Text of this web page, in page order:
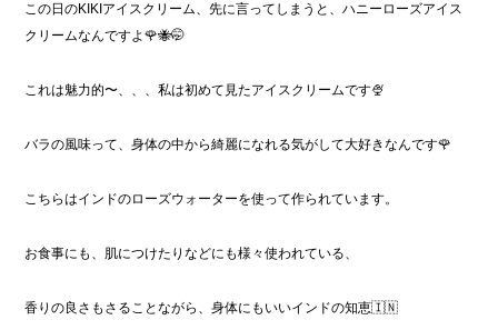
この日のKIKIアイスクリーム、先に言ってしまうと、ハニーローズアイス
クリームなんですよ🌹🐝🤭
これは魅力的〜、、、私は初めて見たアイスクリームです🍨
バラの風味って、身体の中から綺麗になれる気がして大好きなんです🌹
こちらはインドのローズウォーターを使って作られています。
お食事にも、肌につけたりなどにも様々使われている、
香りの良さもさることながら、身体にもいいインドの知恵🇮🇳